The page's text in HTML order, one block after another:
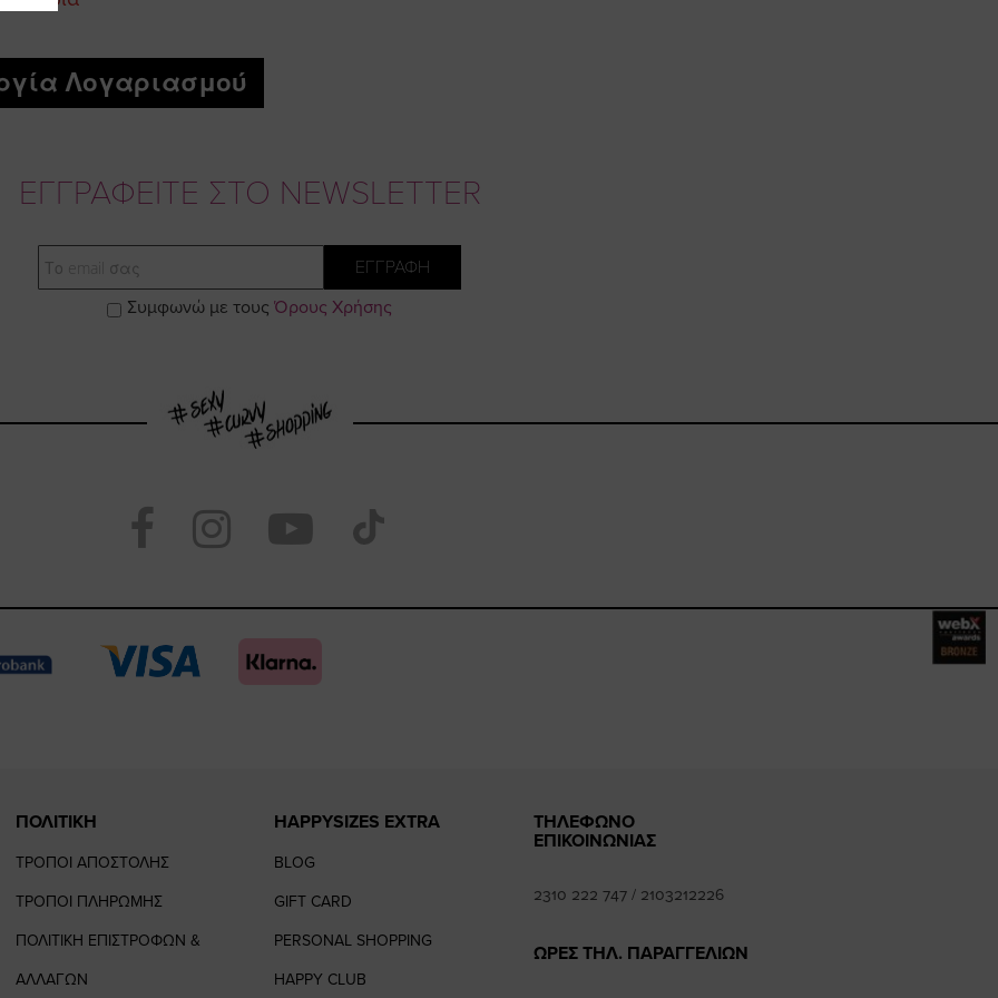
Λογαριασμού
ΕΓΓΡΑΦΕΙΤΕ ΣΤΟ NEWSLETTER
Email
ΕΓΓΡΑΦΗ
Συμφωνώ με τους Όρους Χρήσης
Visit
https://www.facebook.com/happysizes/
page
Visit
https://www.instagram.com/
page
Visit
https://www.youtube.com/user/
feature=mhee
our
ΠΟΛΙΤΙΚΗ
ΤΡΟΠΟΙ ΑΠΟΣΤΟΛΗΣ
ΤΡΟΠΟΙ ΠΛΗΡΩΜΗΣ
ΠΟΛΙΤΙΚΗ ΕΠΙΣΤΡΟΦΩΝ &
ΑΛΛΑΓΩΝ
HAPPYSIZES EXTRA
BLOG
GIFT CARD
PERSONAL SHOPPING
HAPPY CLUB
ΤΗΛΕΦΩΝΟ
ΕΠΙΚΟΙΝΩΝΙΑΣ
2310 222 747 / 2103212226
ΩΡΕΣ ΤΗΛ. ΠΑΡΑΓΓΕΛΙΩΝ